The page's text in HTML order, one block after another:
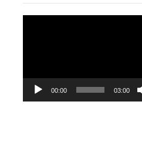
00:00 03:00